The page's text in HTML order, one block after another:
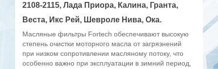
2108-2115, Лада Приора, Калина, Гранта,
Веста, Икс Рей, Шевроле Нива, Ока.
Масляные фильтры Fortech обеспечивают высокую
степень очистки моторного масла от загрязнений
при низком сопротивлении масляному потоку, что
особенно важно при эксплуатации в зимний период,